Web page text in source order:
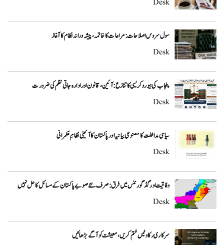
Desk
سول سروس اصلاحات: مراعات کا خاتمہ، پیشہ ورانہ نظام کا آغاز
Desk
پنجاب کی بیوروکریسی کا تنازع: آئین، قانون اور ادارہ جاتی نظم کی ضرورت
Desk
سیاسی مداخلت کا مصنوعی بیانیہ اور پاکستان کا آئینی نظامِ حکمرانی
Desk
وفاقیت اور گڈ گورننس میں فرق: صرف نئے صوبے پاکستان کے مسائل کا حل نہیں
Desk
سرکاری رکاوٹیں ختم کریں، معیشت کو آگے بڑھائیں